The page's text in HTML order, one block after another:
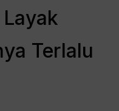
Terlalu